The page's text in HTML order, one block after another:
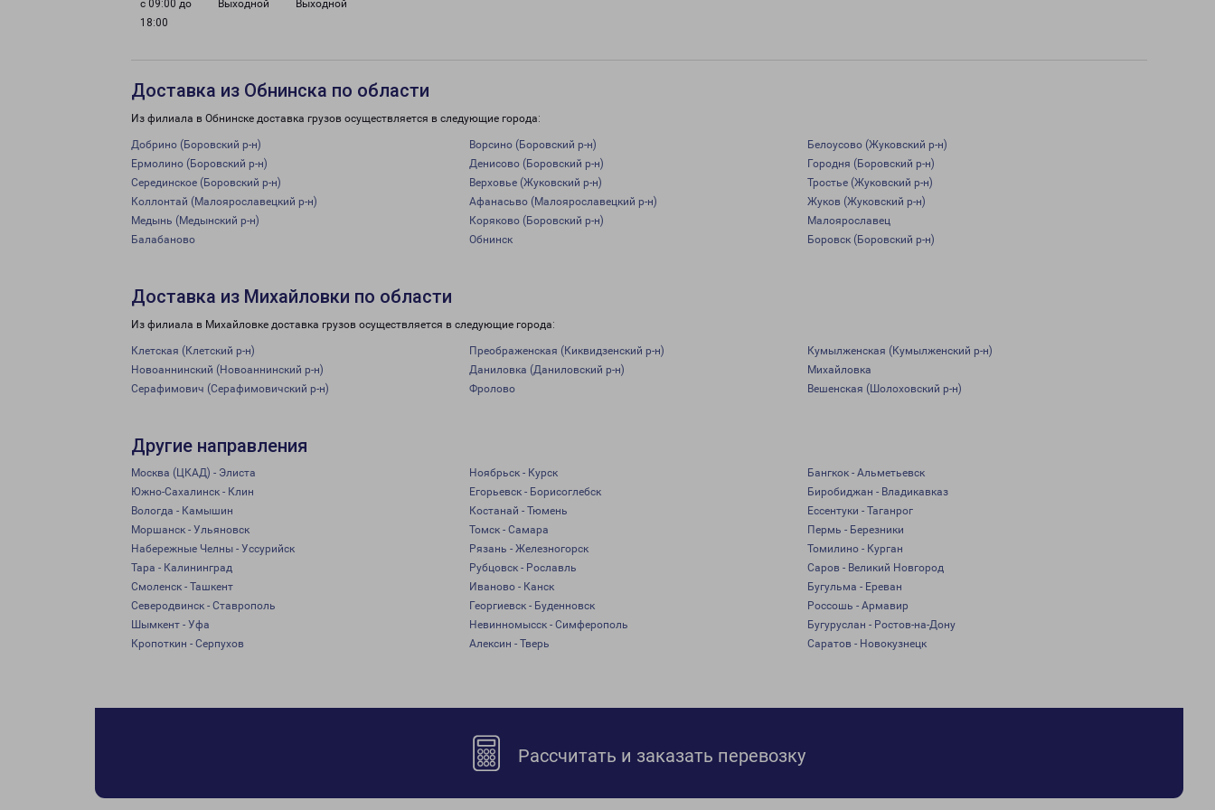
с 09:00 до
18:00
Выходной Выходной
Доставка из Обнинска по области
Из филиала в Обнинске доставка грузов осуществляется в следующие города:
Добрино (Боровский р-н) Ворсино (Боровский р-н)
Белоусово (Жуковский р-н)
Ермолино (Боровский р-н)
Денисово (Боровский р-н)
Городня (Боровский р-н)
Серединское (Боровский р-н)
Верховье (Жуковский р-н)
Тростье (Жуковский р-н)
Коллонтай (Малоярославецкий р-н)
Афанасьво (Малоярославецкий р-н)
Жуков (Жуковский р-н)
Медынь (Медынский р-н)
Коряково (Боровский р-н)
Малоярославец
Балабаново
Обнинск Боровск (Боровский р-н)
Доставка из Михайловки по области
Из филиала в Михайловке доставка грузов осуществляется в следующие города:
Клетская (Клетский р-н) Преображенская (Киквидзенский р-н)
Кумылженская (Кумылженский р-н)
Новоаннинский (Новоаннинский р-н)
Даниловка (Даниловский р-н)
Михайловка
Серафимович (Серафимовичский р-н)
Фролово Вешенская (Шолоховский р-н)
Другие направления
Москва (ЦКАД) - Элиста Ноябрьск - Курск
Бангкок - Альметьевск
Южно-Сахалинск - Клин
Егорьевск - Борисоглебск
Биробиджан - Владикавказ
Вологда - Камышин
Костанай - Тюмень
Ессентуки - Таганрог
Моршанск - Ульяновск
Томск - Самара
Пермь - Березники
Набережные Челны - Уссурийск
Рязань - Железногорск
Томилино - Курган
Тара - Калининград
Рубцовск - Рославль
Саров - Великий Новгород
Смоленск - Ташкент
Иваново - Канск
Бугульма - Ереван
Северодвинск - Ставрополь
Георгиевск - Буденновск
Россошь - Армавир
Шымкент - Уфа
Невинномысск - Симферополь
Бугуруслан - Ростов-на-Дону
Кропоткин - Серпухов
Алексин - Тверь Саратов - Новокузнецк
Рассчитать и заказать перевозку